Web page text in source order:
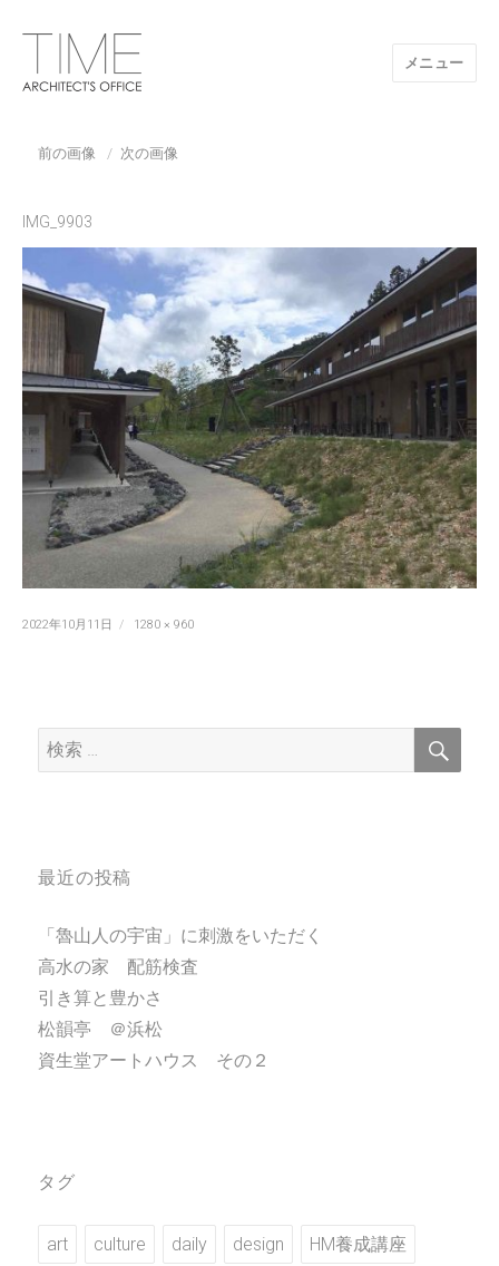
メニュー
前の画像 次の画像
IMG_9903
投
2022年10月11日
フ
1280 × 960
検
索:
検
最近の投稿
「魯山人の宇宙」に刺激をいただく
高水の家 配筋検査
引き算と豊かさ
松韻亭 ＠浜松
資生堂アートハウス その２
タグ
art culture daily design HM養成講座